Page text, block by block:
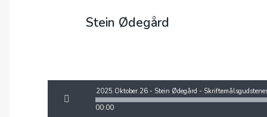
Stein Ødegård
00:00